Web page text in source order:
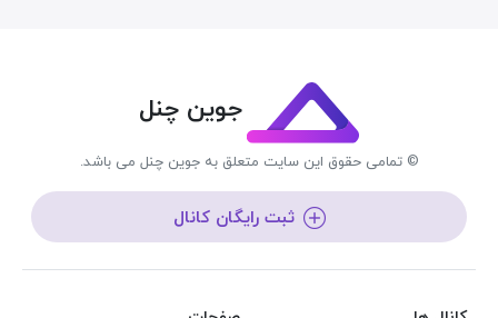
جوین چنل
© تمامی حقوق این سایت متعلق به جوین چنل می باشد.
ثبت رایگان کانال